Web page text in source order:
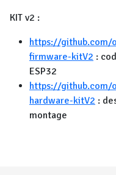
KIT v2 :
https://github.com/
firmware-kitV2 :
ESP32
https://github.com/
hardware-kitV2 :
montage